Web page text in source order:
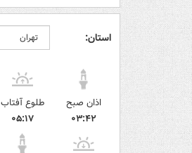
استان:
اذان صبح
۰۳:۴۲
طلوع آفتاب
۰۵:۱۷